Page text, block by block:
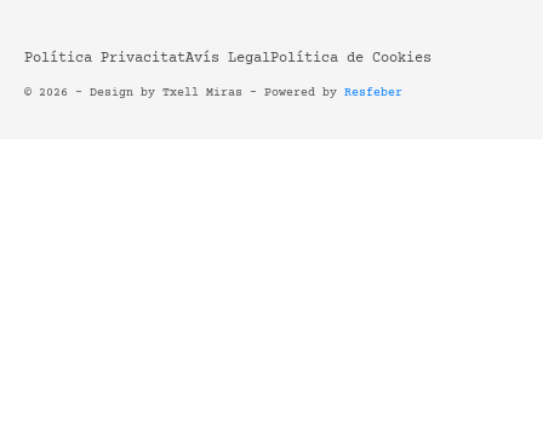
Política PrivacitatAvís LegalPolítica de Cookies
© 2026 - Design by Txell Miras - Powered by Resfeber